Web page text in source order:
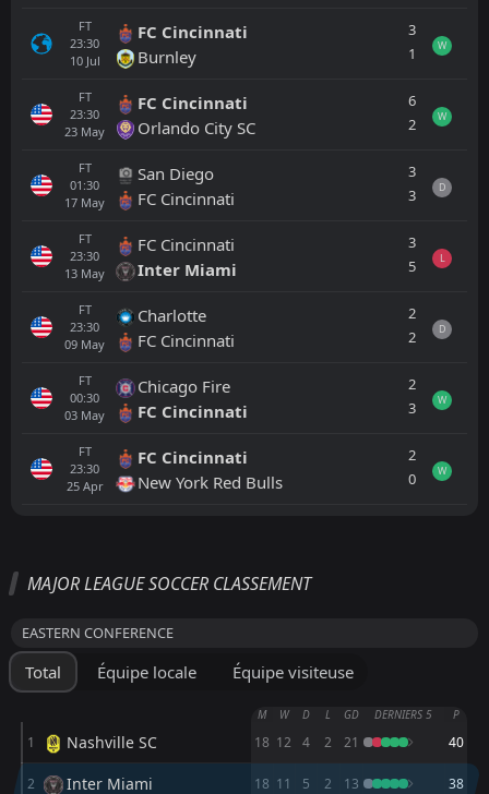
FT
23:30
10 Jul
FC Cincinnati
Burnley
3
1
W
FT
23:30
23 May
FC Cincinnati
Orlando City SC
6
2
W
FT
01:30
17 May
San Diego
FC Cincinnati
3
3
D
FT
23:30
13 May
FC Cincinnati
Inter Miami
3
5
L
FT
23:30
09 May
Charlotte
FC Cincinnati
2
2
D
FT
00:30
03 May
Chicago Fire
FC Cincinnati
2
3
W
FT
23:30
25 Apr
FC Cincinnati
New York Red Bulls
2
0
W
19 Aug
Inter Miami
00:30
Nashville SC
Inter Miami
Monterrey
MAJOR LEAGUE SOCCER CLASSEMENT
EASTERN CONFERENCE
Total Équipe locale Équipe visiteuse
M W D L GD DERNIERS 5 P
1 Nashville SC 18 12 4 2 21 40
2 Inter Miami 18 11 5 2 13 38